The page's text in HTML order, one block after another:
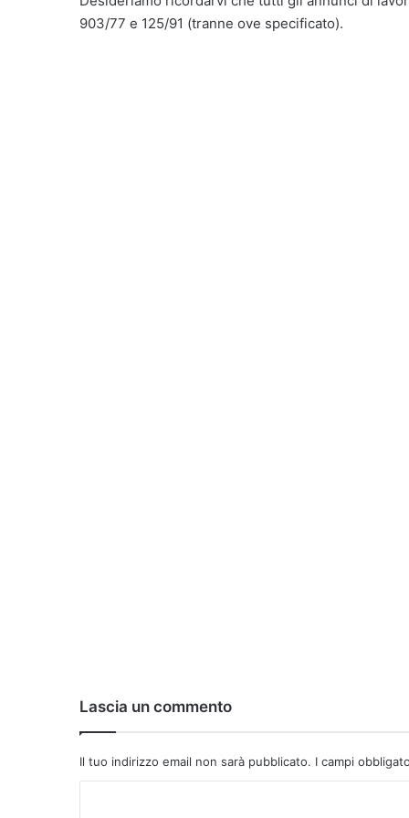
903/77 e 125/91 (tranne ove specificato).
Lascia un commento
Il tuo indirizzo email non sarà pubblicato. I campi